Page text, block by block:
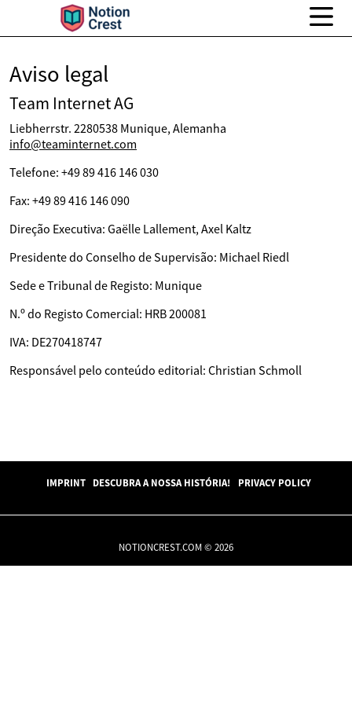
Aviso legal
Team Internet AG
Liebherrstr. 2280538 Munique, Alemanha
info@teaminternet.com
Telefone: +49 89 416 146 030
Fax: +49 89 416 146 090
Direção Executiva: Gaëlle Lallement, Axel Kaltz
Presidente do Conselho de Supervisão: Michael Riedl
Sede e Tribunal de Registo: Munique
N.º do Registo Comercial: HRB 200081
IVA: DE270418747
Responsável pelo conteúdo editorial: Christian Schmoll
IMPRINT DESCUBRA A NOSSA HISTÓRIA! PRIVACY POLICY
NOTIONCREST.COM © 2026